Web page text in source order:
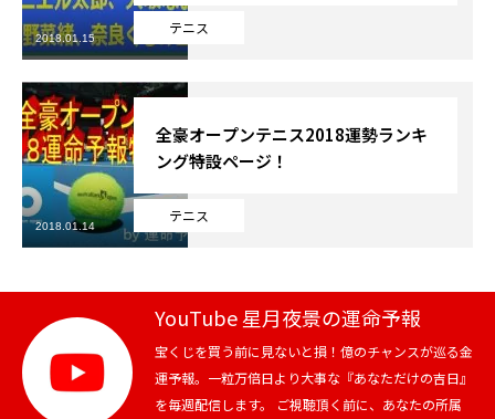
競馬
社会
テニス四大大会・五輪
テニス四大大会・五輪
鑑定及び出演依頼
Online Store
テニス
2018.01.15
テニス
全豪オープンテニス2018運勢ランキ
ング特設ページ！
2018.01.14
YouTube 星月夜景の運命予報
宝くじを買う前に見ないと損！億のチャンスが巡る金
運予報。一粒万倍日より大事な『あなただけの吉日』
を毎週配信します。 ご視聴頂く前に、あなたの所属